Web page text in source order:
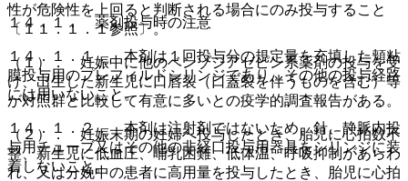
１４．１． 薬剤投与時の注意
１４．１．１． 本剤は１回投与分の規定量を充填した頬粘
膜投与用のプレフィルドシリンジであり、その他の投与経路
には用いないこと。
１４．１．２． 本剤は注射剤ではないため、針、静脈内投
与用チューブ又はその他の非経口投与用器具をシリンジに装
着しないこと。
性が危険性を上回ると判断される場合にのみ投与すること
〔１１．１．１参照〕。
（１）． 妊娠中に他のベンゾジアゼピン系薬剤の投与を受
け、出生した新生児に口唇裂（口蓋裂を伴うものを含む）等
が対照群と比較して有意に多いとの疫学的調査報告がある。
（２）． 妊娠末期の妊婦へ投与したとき、胎児に心拍数不
整、新生児に低血圧、哺乳困難、低体温、呼吸抑制があらわ
れ、又は分娩中の患者に高用量を投与したとき、胎児に心拍